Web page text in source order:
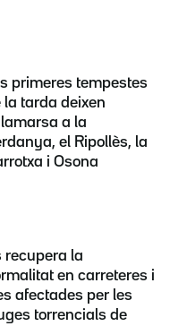
primeres tempestes
la tarda deixen
a la
el Ripollès, la
i Osona
recupera la
en carreteres i
afectades per les
torrencials de